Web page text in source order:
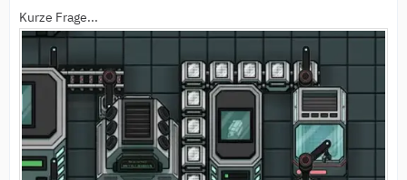
Kurze Frage...